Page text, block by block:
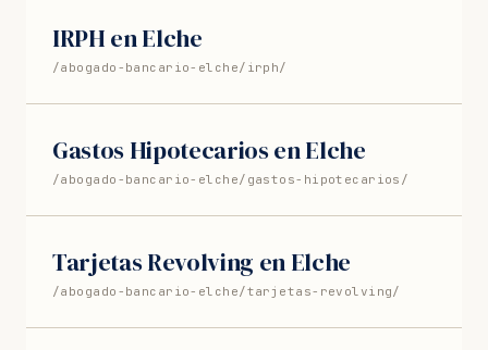
IRPH en Elche
/abogado-bancario-elche/irph/
Gastos Hipotecarios en Elche
/abogado-bancario-elche/gastos-hipotecarios/
Tarjetas Revolving en Elche
/abogado-bancario-elche/tarjetas-revolving/